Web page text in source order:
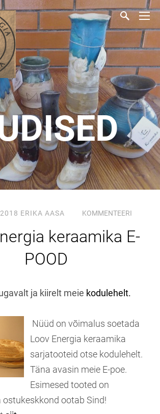
ERIKA AASA KOMMENTEERI
keraamika E-
POOD
ja kiirelt meie kodulehelt.
Nüüd on võimalus soetada
Loov Energia keraamika
sarjatooteid otse kodulehelt.
Täna avasin meie E-poe.
Esimesed tooted on
ootab Sind!